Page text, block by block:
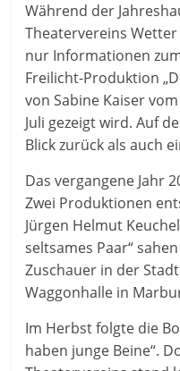
Während der
Theatervereins
nur Informationen
Freilicht-Produktion
von Sabine Kaiser
Juli gezeigt wird. Auf
Blick zurück als auch
Das vergangene Jahr
Zwei Produktionen
Jürgen Helmut
seltsames Paar“
Zuschauer in der
Waggonhalle in
Im Herbst folgte die
haben junge Beine“.